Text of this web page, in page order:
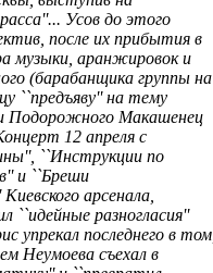
Усов до этого
после их прибытия в
музыки, аранжировок и
(барабанщика группы на
``предъяву'' на тему
Подорожного Макашенец
12 апреля с
``Инструкции по
и ``Бреши
арсенала,
``идейные разногласия''
последнего в том,
Неумоева съехал в